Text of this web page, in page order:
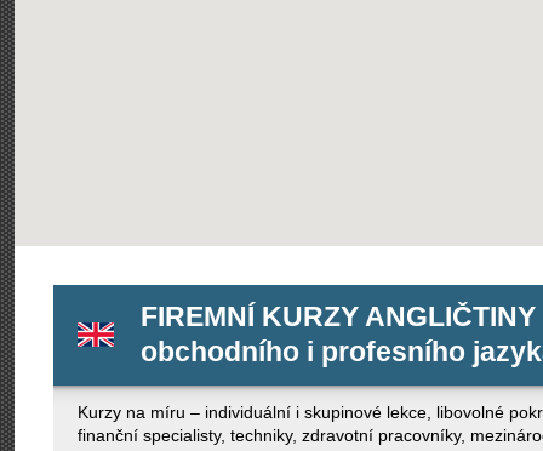
FIREMNÍ KURZY
obchodního i profesního
Kurzy na míru – individuální i skupinové lekce, libovolné
finanční specialisty, techniky, zdravotní pracovníky,